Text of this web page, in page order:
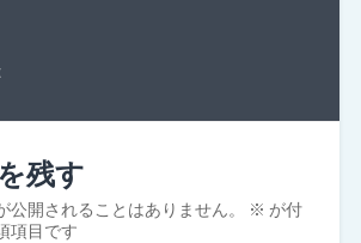
残す
公開されることはありません。 ※ が付
項目です